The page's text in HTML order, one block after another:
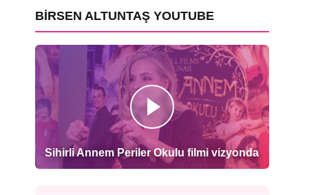
BIRSEN ALTUNTAŞ YOUTUBE
Sihirli Annem Periler Okulu filmi vizyonda